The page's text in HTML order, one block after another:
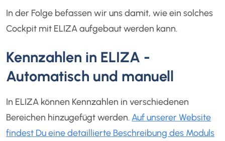
In der Folge befassen wir uns damit, wie ein solches
Cockpit mit ELIZA aufgebaut werden kann.
Kennzahlen in ELIZA -
Automatisch und manuell
In ELIZA können Kennzahlen in verschiedenen
Bereichen hinzugefügt werden. Auf unserer Website
findest Du eine detaillierte Beschreibung des Moduls